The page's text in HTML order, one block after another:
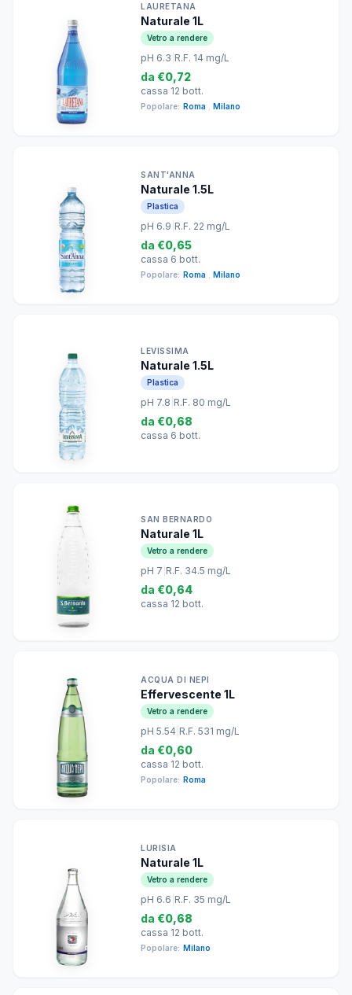
LAURETANA
Naturale 1L
Vetro a rendere
pH 6.3 R.F. 14 mg/L
da €0,72
cassa 12 bott.
Popolare: Roma Milano
SANT'ANNA
Naturale 1.5L
Plastica
pH 6.9 R.F. 22 mg/L
da €0,65
cassa 6 bott.
Popolare: Roma Milano
LEVISSIMA
Naturale 1.5L
Plastica
pH 7.8 R.F. 80 mg/L
da €0,68
cassa 6 bott.
SAN BERNARDO
Naturale 1L
Vetro a rendere
pH 7 R.F. 34.5 mg/L
da €0,64
cassa 12 bott.
ACQUA DI NEPI
Effervescente 1L
Vetro a rendere
pH 5.54 R.F. 531 mg/L
da €0,60
cassa 12 bott.
Popolare: Roma
LURISIA
Naturale 1L
Vetro a rendere
pH 6.6 R.F. 35 mg/L
da €0,68
cassa 12 bott.
Popolare: Milano